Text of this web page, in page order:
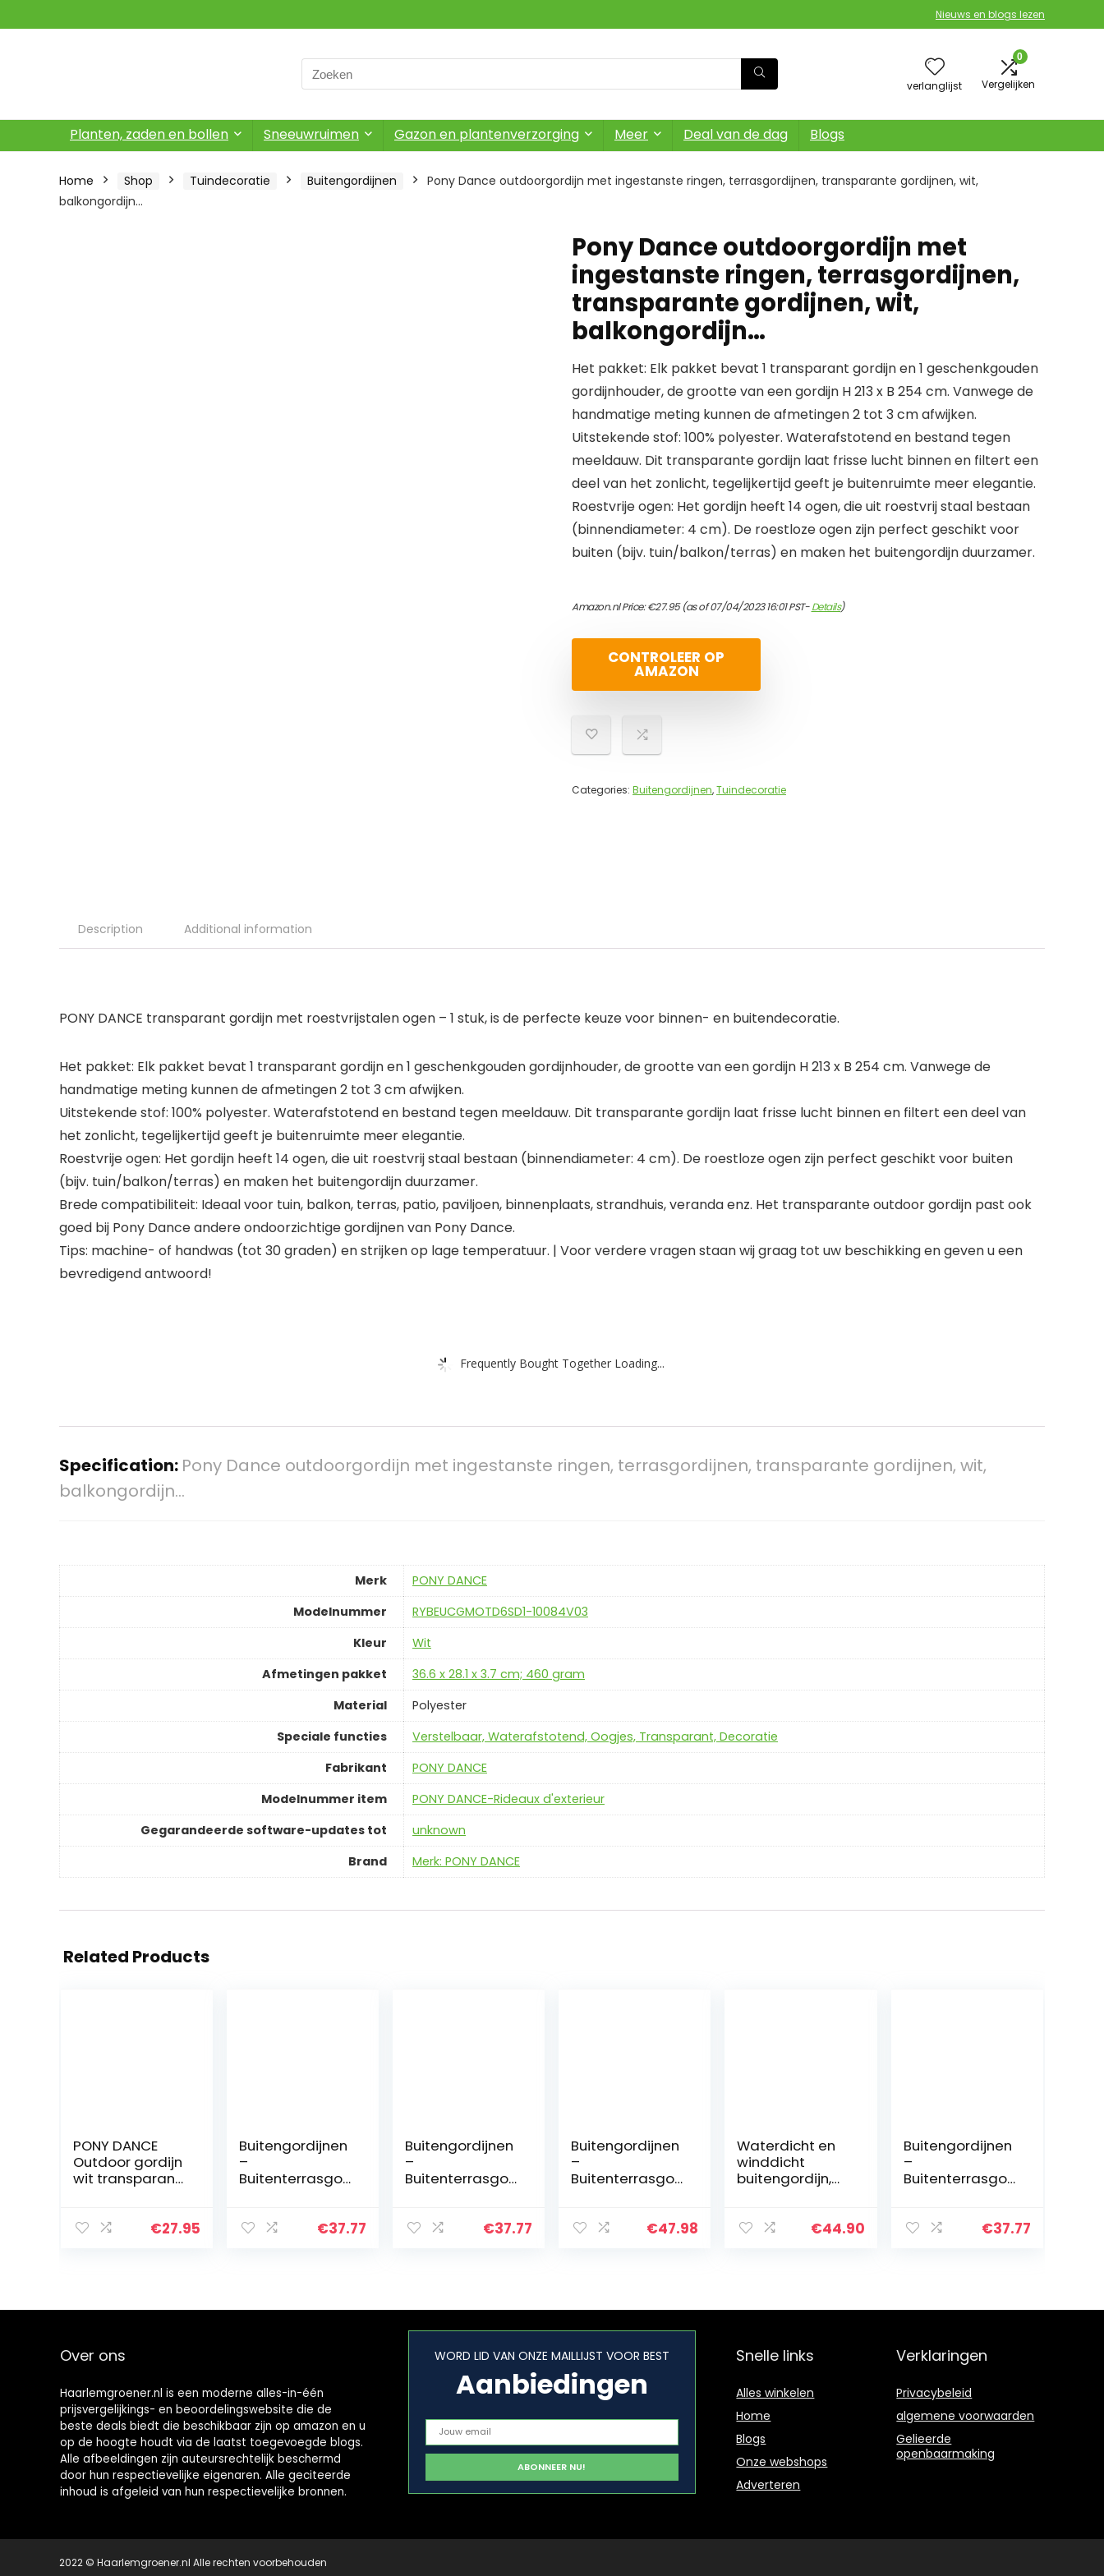
Nieuws en blogs lezen
Search
for:
verlanglijst
0
Vergelijken
Planten, zaden en bollen Sneeuwruimen Gazon en plantenverzorging Meer Deal van de dag Blogs
Home Shop Tuindecoratie Buitengordijnen
Pony Dance outdoorgordijn met ingestanste ringen, terrasgordijnen, transparante gordijnen, wit,
balkongordijn…
Pony Dance outdoorgordijn met
ingestanste ringen, terrasgordijnen,
transparante gordijnen, wit,
balkongordijn…
Het pakket: Elk pakket bevat 1 transparant gordijn en 1 geschenkgouden
gordijnhouder, de grootte van een gordijn H 213 x B 254 cm. Vanwege de
handmatige meting kunnen de afmetingen 2 tot 3 cm afwijken.
Uitstekende stof: 100% polyester. Waterafstotend en bestand tegen
meeldauw. Dit transparante gordijn laat frisse lucht binnen en filtert een
deel van het zonlicht, tegelijkertijd geeft je buitenruimte meer elegantie.
Roestvrije ogen: Het gordijn heeft 14 ogen, die uit roestvrij staal bestaan
(binnendiameter: 4 cm). De roestloze ogen zijn perfect geschikt voor
buiten (bijv. tuin/balkon/terras) en maken het buitengordijn duurzamer.
Amazon.nl Price:€27.95(as of 07/04/2023 16:01 PST-Details)
CONTROLEER OP
AMAZON
Categories: Buitengordijnen,Tuindecoratie
Description Additional information
PONY DANCE transparant gordijn met roestvrijstalen ogen – 1 stuk, is de perfecte keuze voor binnen- en buitendecoratie.
Het pakket: Elk pakket bevat 1 transparant gordijn en 1 geschenkgouden gordijnhouder, de grootte van een gordijn H 213 x B 254 cm. Vanwege de
handmatige meting kunnen de afmetingen 2 tot 3 cm afwijken.
Uitstekende stof: 100% polyester. Waterafstotend en bestand tegen meeldauw. Dit transparante gordijn laat frisse lucht binnen en filtert een deel van
het zonlicht, tegelijkertijd geeft je buitenruimte meer elegantie.
Roestvrije ogen: Het gordijn heeft 14 ogen, die uit roestvrij staal bestaan (binnendiameter: 4 cm). De roestloze ogen zijn perfect geschikt voor buiten
(bijv. tuin/balkon/terras) en maken het buitengordijn duurzamer.
Brede compatibiliteit: Ideaal voor tuin, balkon, terras, patio, paviljoen, binnenplaats, strandhuis, veranda enz. Het transparante outdoor gordijn past ook
goed bij Pony Dance andere ondoorzichtige gordijnen van Pony Dance.
Tips: machine- of handwas (tot 30 graden) en strijken op lage temperatuur. | Voor verdere vragen staan wij graag tot uw beschikking en geven u een
bevredigend antwoord!
Frequently Bought Together Loading...
Specification: Pony Dance outdoorgordijn met ingestanste ringen, terrasgordijnen, transparante gordijnen, wit,
balkongordijn…
Merk
‎PONY DANCE
Modelnummer
‎RYBEUCGMOTD6SD1-10084V03
Kleur
‎Wit
Afmetingen pakket
‎36.6 x 28.1 x 3.7 cm; 460 gram
Material
‎Polyester
Speciale functies
‎Verstelbaar, Waterafstotend, Oogjes, Transparant, Decoratie
Fabrikant
‎PONY DANCE
Modelnummer item
‎PONY DANCE-Rideaux d'exterieur
Gegarandeerde software-updates tot
‎unknown
Brand
Merk: PONY DANCE
Related Products
PONY DANCE
Outdoor gordijn
wit transparant
gordijnen
€27.95
Buitengordijnen
–
Buitenterrasgor
Binnen Buiten
€37.77
Buitengordijnen
–
Buitenterrasgor
Binnen Buiten
€37.77
Buitengordijnen
–
Buitenterrasgor
Binnen Buiten
€47.98
Waterdicht en
winddicht
buitengordijn,
voor terras,€44.90
Buitengordijnen
–
Buitenterrasgor
Binnen Buiten
€37.77
Over ons
Haarlemgroener.nl is een moderne alles-in-één
prijsvergelijkings- en beoordelingswebsite die de
beste deals biedt die beschikbaar zijn op amazon en u
op de hoogte houdt via de laatst toegevoegde blogs.
Alle afbeeldingen zijn auteursrechtelijk beschermd
door hun respectievelijke eigenaren. Alle geciteerde
inhoud is afgeleid van hun respectievelijke bronnen.
WORD LID VAN ONZE MAILLIJST VOOR BEST
Aanbiedingen
Snelle links
Alles winkelen
Home
Blogs
Onze webshops
Adverteren
Verklaringen
Privacybeleid
algemene voorwaarden
Gelieerde
openbaarmaking
2022 © Haarlemgroener.nl Alle rechten voorbehouden